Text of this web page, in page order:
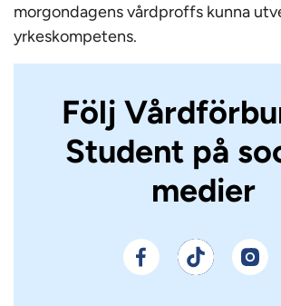
morgon­dagens vårdproffs kunna
yrkes­kompetens.
Följ
Student på
medier